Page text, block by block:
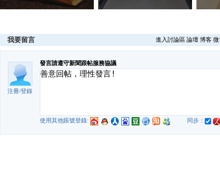
我要留言 進入討論區 論壇 博客
注冊/登錄
發言請遵守新聞跟帖服務協議
使用其他賬號登錄: 同步：